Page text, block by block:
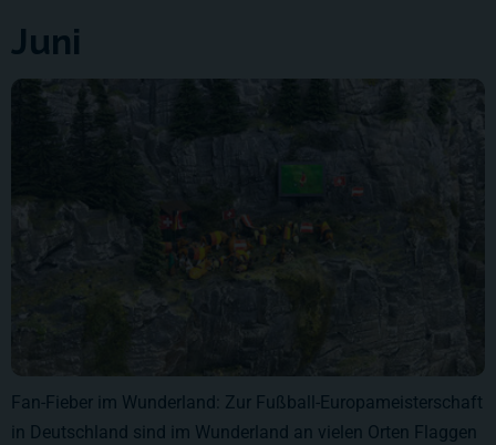
Juni
Fan-Fieber im Wunderland: Zur Fußball-Europameisterschaft
in Deutschland sind im Wunderland an vielen Orten Flaggen